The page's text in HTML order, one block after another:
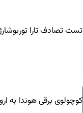
تست تصادف تارا
کوچولوی برقی هوندا به